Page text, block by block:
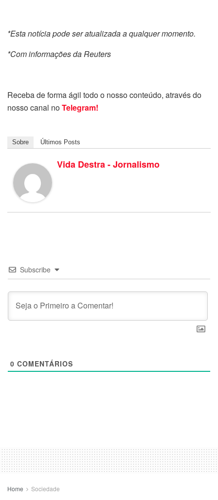
*Esta notícia pode ser atualizada a qualquer momento.
*Com informações da Reuters
Receba de forma ágil todo o nosso conteúdo, através do
nosso canal noTelegram!
Sobre Últimos Posts
Vida Destra - Jornalismo
Subscribe
0 COMENTÁRIOS
Home Sociedade